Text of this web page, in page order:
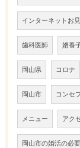
インターネットお
歯科医師 婿養
岡山県 コロナ
岡山市 コンセ
メニュー アク
岡山市の婚活の必